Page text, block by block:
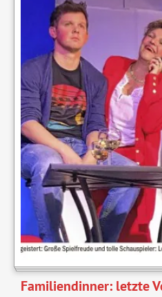
Familiendinner: letzte